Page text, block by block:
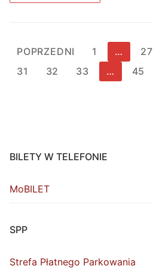
Stronicowanie
wpisów
POPRZEDNI 1 … 27
31
32 33 … 45
BILETY W TELEFONIE
MoBILET
SPP
Strefa Płatnego Parkowania